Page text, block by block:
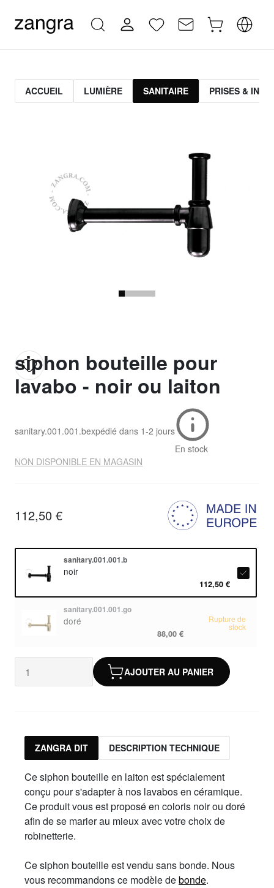
ACCUEIL LUMIÈRE SANITAIRE PRISES &
siphon bouteille pour
lavabo - noir ou laiton
sanitary.001.001.bexpédié dans 1-2 jours
En stock
NON DISPONIBLE EN MAGASIN
112,50 €
sanitary.001.001.b
noir
112,50 €
sanitary.001.001.go
doré
88,00 €
Rupture de
stock
AJOUTER AU PANIER
ZANGRA DIT DESCRIPTION TECHNIQUE
Ce siphon bouteille en laiton est spécialement
conçu pour s'adapter à nos lavabos en céramique.
Ce produit vous est proposé en coloris noir ou doré
afin de se marier au mieux avec votre choix de
robinetterie.
Ce siphon bouteille est vendu sans bonde. Nous
vous recommandons ce modèle debonde.